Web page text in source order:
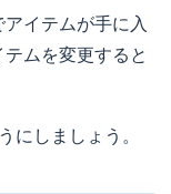
イテムが手に入
ムを変更すると
にしましょう。